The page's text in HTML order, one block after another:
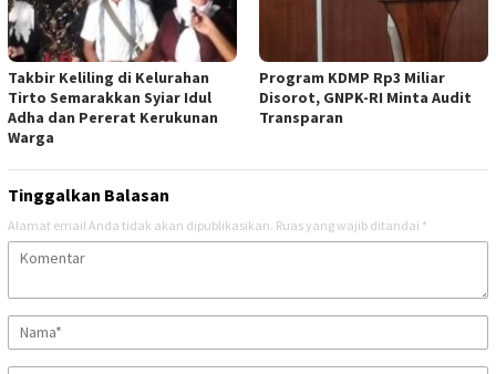
Takbir Keliling di Kelurahan
Tirto Semarakkan Syiar Idul
Adha dan Pererat Kerukunan
Warga
Program KDMP Rp3 Miliar
Disorot, GNPK-RI Minta Audit
Transparan
Tinggalkan Balasan
Alamat email Anda tidak akan dipublikasikan. Ruas yang wajib ditandai *